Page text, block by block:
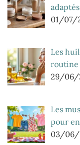
01/07/
Les
routine
29/06/
Les
pour
03/06/